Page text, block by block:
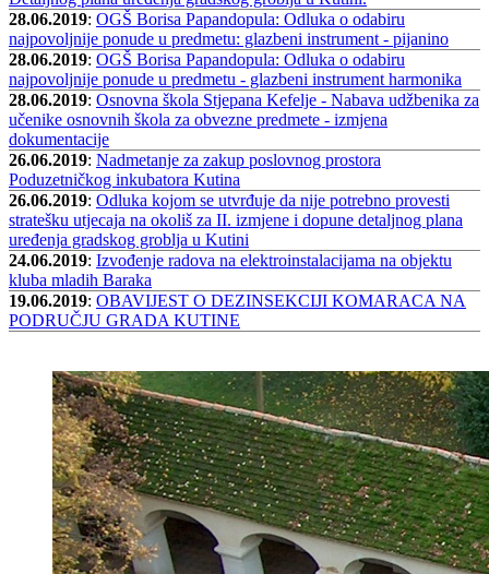
28.06.2019: OGŠ Borisa Papandopula: Odluka o odabiru
najpovoljnije ponude u predmetu: glazbeni instrument - pijanino
28.06.2019: OGŠ Borisa Papandopula: Odluka o odabiru
najpovoljnije ponude u predmetu - glazbeni instrument harmonika
28.06.2019: Osnovna škola Stjepana Kefelje - Nabava udžbenika za
učenike osnovnih škola za obvezne predmete - izmjena
dokumentacije
26.06.2019: Nadmetanje za zakup poslovnog prostora
Poduzetničkog inkubatora Kutina
26.06.2019: Odluka kojom se utvrđuje da nije potrebno provesti
stratešku utjecaja na okoliš za II. izmjene i dopune detaljnog plana
uređenja gradskog groblja u Kutini
24.06.2019: Izvođenje radova na elektroinstalacijama na objektu
kluba mladih Baraka
19.06.2019: OBAVIJEST O DEZINSEKCIJI KOMARACA NA
PODRUČJU GRADA KUTINE